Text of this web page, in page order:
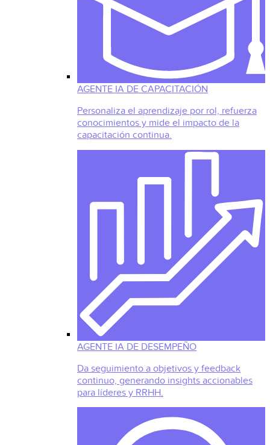
AGENTE IA DE CAPACITACIÓN
Personaliza el aprendizaje por rol, refuerza
conocimientos y mide el impacto de la
capacitación continua.
AGENTE IA DE DESEMPEÑO
Da seguimiento a objetivos y feedback
continuo, generando insights accionables
para líderes y RRHH.